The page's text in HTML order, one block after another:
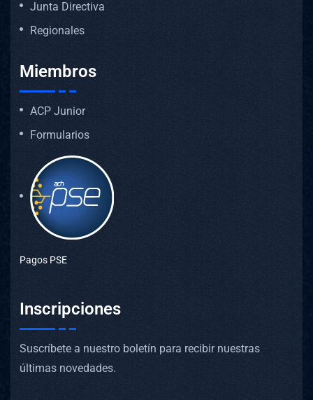
Junta Directiva
Regionales
Miembros
ACP Junior
Formularios
Pagos PSE
Inscripciones
Suscríbete a nuestro boletín para recibir nuestras
últimas novedades.